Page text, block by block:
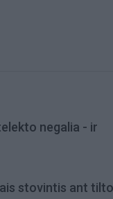
negalia - ir
stovintis ant